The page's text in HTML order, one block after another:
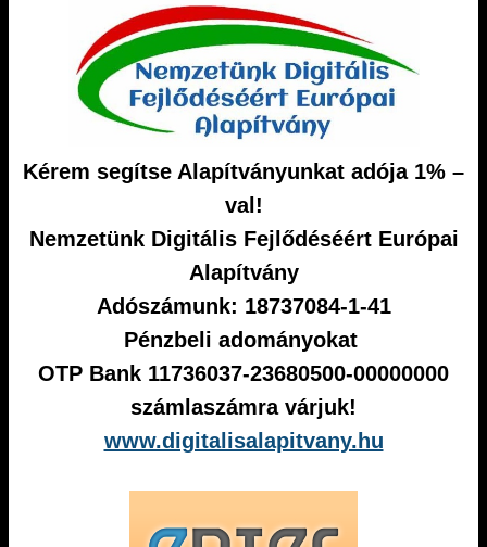
Kérem segítse Alapítványunkat adója 1% –
val!
Nemzetünk Digitális Fejlődéséért Európai
Alapítvány
Adószámunk: 18737084-1-41
Pénzbeli adományokat
OTP Bank 11736037-23680500-00000000
számlaszámra várjuk!
www.digitalisalapitvany.hu